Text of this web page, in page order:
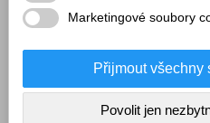
Marketingové soubory
Přijmout všechny
Povolit jen